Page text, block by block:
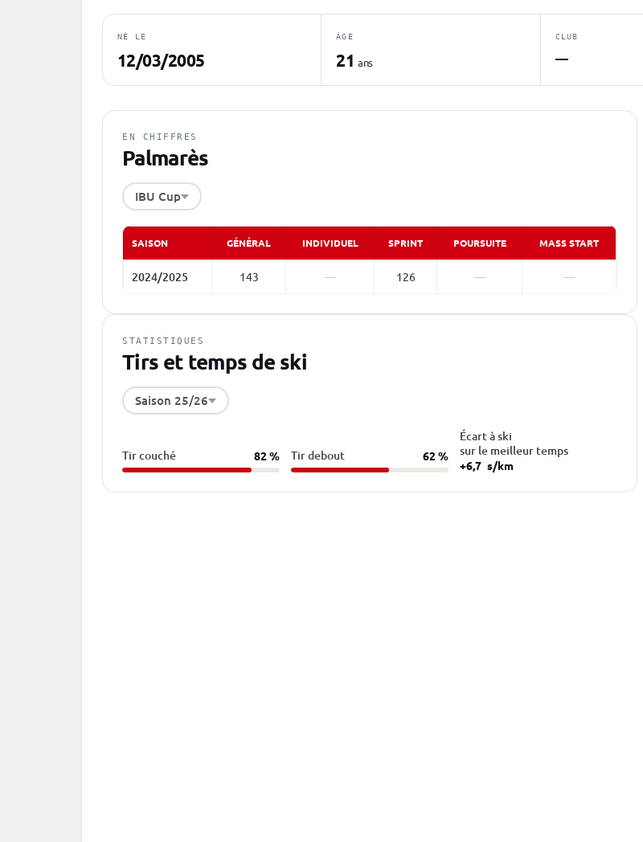
NÉ LE
12/03/2005
ÂGE
21 ans
CLUB
—
EN CHIFFRES
Palmarès
IBU Cup
SAISON GÉNÉRAL INDIVIDUEL SPRINT POURSUITE MASS START
2024/2025 143 — 126 — —
STATISTIQUES
Tirs et temps de ski
Saison 25/26
Tir couché 82 % Tir debout 62 %
Écart à ski
sur le meilleur temps
+6,7 s/km